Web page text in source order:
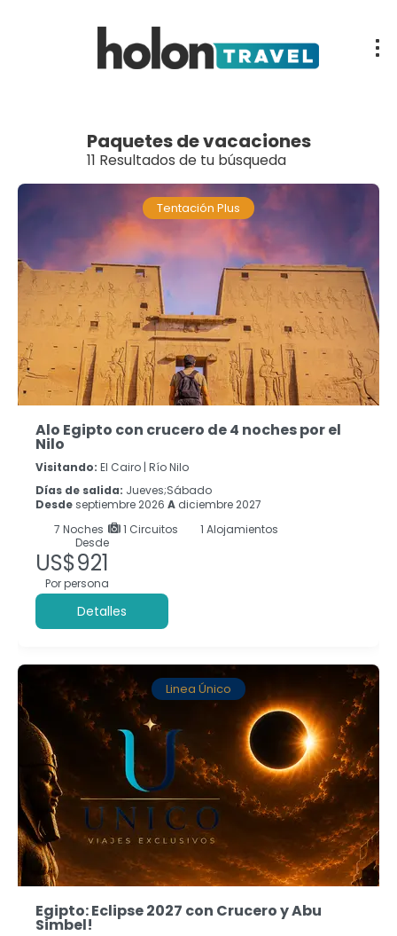
Paquetes de vacaciones
11 Resultados de tu búsqueda
Tentación Plus
Alo Egipto con crucero de 4 noches por el
Nilo
Visitando: El Cairo | Río Nilo
Días de salida: Jueves;Sábado
Desde septiembre 2026 A diciembre 2027
7 Noches 1 Circuitos
1 Alojamientos
Desde
US$921
Por persona
Detalles
Linea Único
Egipto: Eclipse 2027 con Crucero y Abu
Simbel!